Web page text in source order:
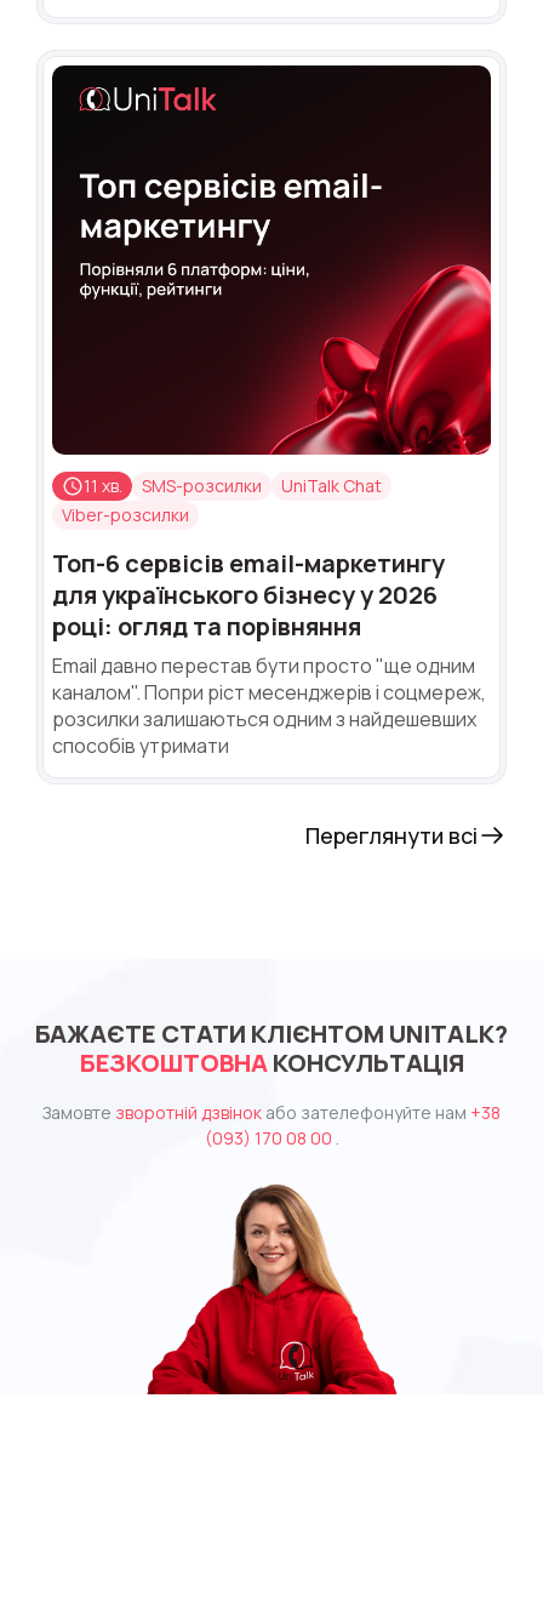
11 хв. SMS-розсилки
UniTalk Chat
Viber-розсилки
Топ-6 сервісів email-маркетингу
для українського бізнесу у 2026
році: огляд та порівняння
Email давно перестав бути просто "ще одним
каналом". Попри ріст месенджерів і соцмереж,
розсилки залишаються одним з найдешевших
способів утримати
Переглянути всі
БАЖАЄТЕ СТАТИ КЛІЄНТОМ UNITALK?
БЕЗКОШТОВНАКОНСУЛЬТАЦІЯ
Замовте зворотній дзвінок або зателефонуйте нам +38
(093) 170 08 00